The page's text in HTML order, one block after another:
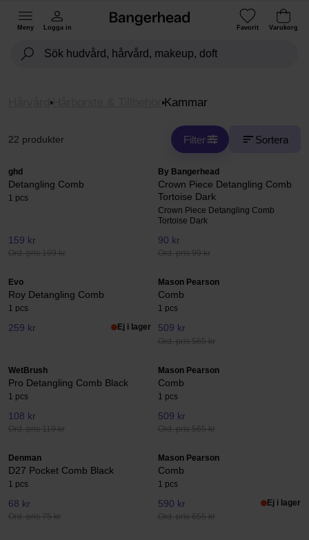
Meny Logga in Favorit Varukorg
Hårborste & Tillbehör Kammar
22 produkter Filter Sortera
ghd
Detangling Comb
1 pcs
159 kr
Ord. pris 199 kr
By Bangerhead
Crown Piece Detangling Comb
Tortoise Dark
Crown Piece Detangling Comb
Tortoise Dark
90 kr
Ord. pris 99 kr
Evo
Roy Detangling Comb
1 pcs
259 kr Ej i lager
Mason Pearson
Comb
1 pcs
509 kr
Ord. pris 565 kr
WetBrush
Pro Detangling Comb Black
1 pcs
108 kr
Ord. pris 119 kr
Mason Pearson
Comb
1 pcs
509 kr
Ord. pris 565 kr
Denman
D27 Pocket Comb Black
1 pcs
68 kr
Ord. pris 75 kr
Mason Pearson
Comb
1 pcs
590 kr
Ord. pris 655 kr
Ej i lager